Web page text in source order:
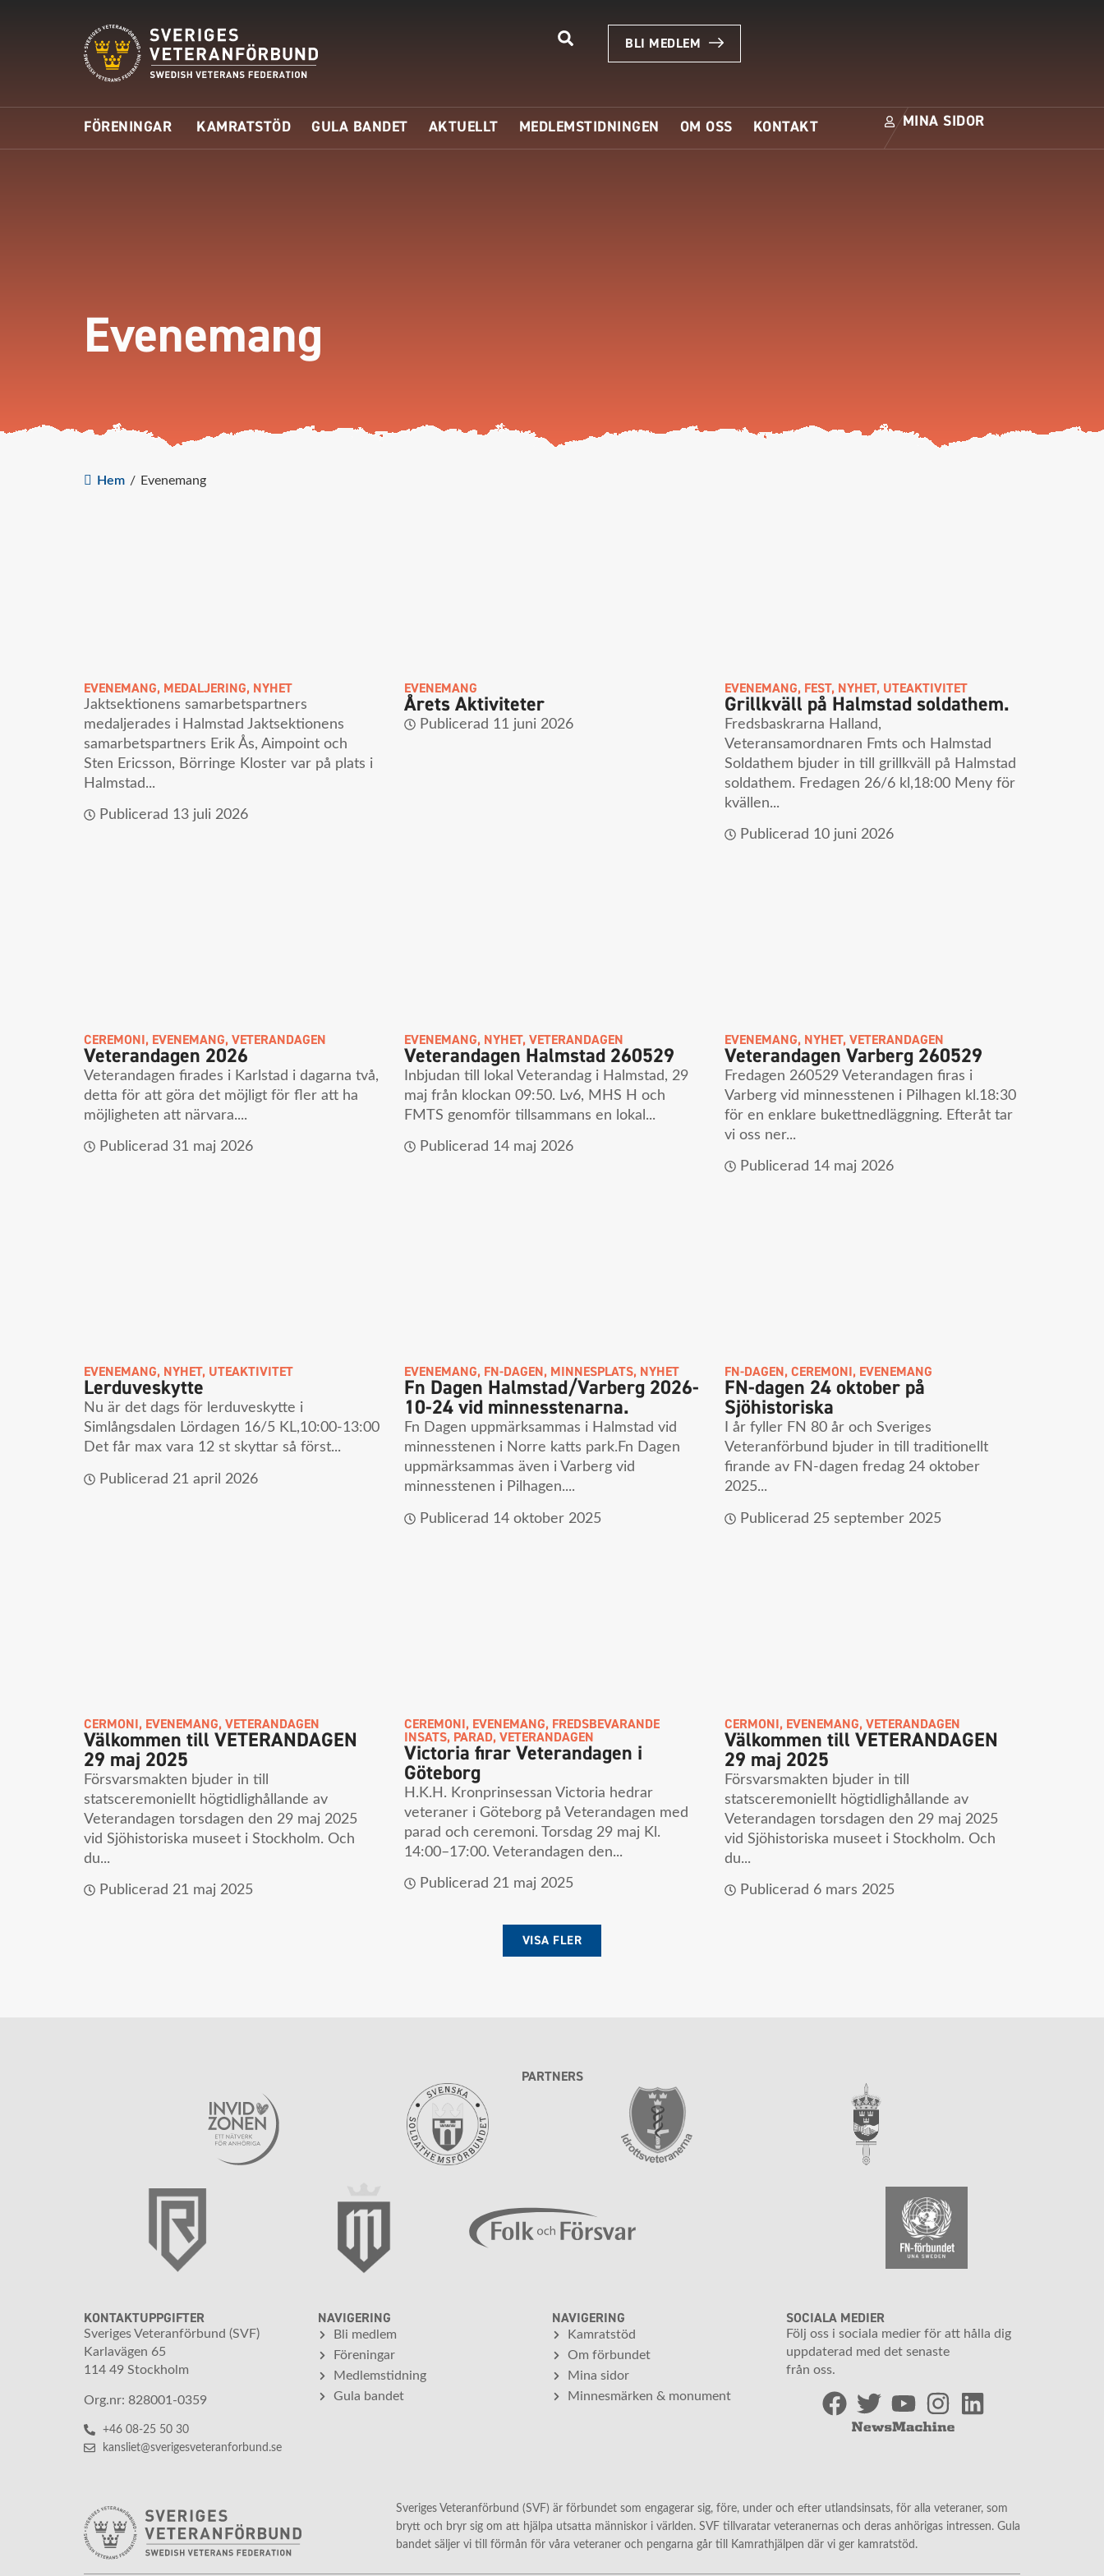
BLI MEDLEM
FÖRENINGAR KAMRATSTÖD GULA BANDET AKTUELLT MEDLEMSTIDNINGEN OM OSS KONTAKT MINA SIDOR
Evenemang
Hem / Evenemang
EVENEMANG, MEDALJERING, NYHET
Jaktsektionens samarbetspartners
medaljerades i Halmstad Jaktsektionens
samarbetspartners Erik Ås, Aimpoint och
Sten Ericsson, Börringe Kloster var på plats i
Halmstad...
Publicerad 13 juli 2026
EVENEMANG
Årets Aktiviteter
Publicerad 11 juni 2026
EVENEMANG, FEST, NYHET, UTEAKTIVITET
Grillkväll på Halmstad soldathem.
Fredsbaskrarna Halland,
Veteransamordnaren Fmts och Halmstad
Soldathem bjuder in till grillkväll på Halmstad
soldathem. Fredagen 26/6 kl,18:00 Meny för
kvällen...
Publicerad 10 juni 2026
CEREMONI, EVENEMANG, VETERANDAGEN
Veterandagen 2026
Veterandagen firades i Karlstad i dagarna två,
detta för att göra det möjligt för fler att ha
möjligheten att närvara....
Publicerad 31 maj 2026
EVENEMANG, NYHET, VETERANDAGEN
Veterandagen Halmstad 260529
Inbjudan till lokal Veterandag i Halmstad, 29
maj från klockan 09:50. Lv6, MHS H och
FMTS genomför tillsammans en lokal...
Publicerad 14 maj 2026
EVENEMANG, NYHET, VETERANDAGEN
Veterandagen Varberg 260529
Fredagen 260529 Veterandagen firas i
Varberg vid minnesstenen i Pilhagen kl.18:30
för en enklare bukettnedläggning. Efteråt tar
vi oss ner...
Publicerad 14 maj 2026
EVENEMANG, NYHET, UTEAKTIVITET
Lerduveskytte
Nu är det dags för lerduveskytte i
Simlångsdalen Lördagen 16/5 KL,10:00-13:00
Det får max vara 12 st skyttar så först...
Publicerad 21 april 2026
EVENEMANG, FN-DAGEN, MINNESPLATS, NYHET
Fn Dagen Halmstad/Varberg 2026-
10-24 vid minnesstenarna.
Fn Dagen uppmärksammas i Halmstad vid
minnesstenen i Norre katts park.Fn Dagen
uppmärksammas även i Varberg vid
minnesstenen i Pilhagen....
Publicerad 14 oktober 2025
FN-DAGEN, CEREMONI, EVENEMANG
FN-dagen 24 oktober på
Sjöhistoriska
I år fyller FN 80 år och Sveriges
Veteranförbund bjuder in till traditionellt
firande av FN-dagen fredag 24 oktober
2025...
Publicerad 25 september 2025
CERMONI, EVENEMANG, VETERANDAGEN
Välkommen till VETERANDAGEN
29 maj 2025
Försvarsmakten bjuder in till
statsceremoniellt högtidlighållande av
Veterandagen torsdagen den 29 maj 2025
vid Sjöhistoriska museet i Stockholm. Och
du...
Publicerad 21 maj 2025
CEREMONI, EVENEMANG, FREDSBEVARANDE
INSATS, PARAD, VETERANDAGEN
Victoria firar Veterandagen i
Göteborg
H.K.H. Kronprinsessan Victoria hedrar
veteraner i Göteborg på Veterandagen med
parad och ceremoni. Torsdag 29 maj Kl.
14:00–17:00. Veterandagen den...
Publicerad 21 maj 2025
CERMONI, EVENEMANG, VETERANDAGEN
Välkommen till VETERANDAGEN
29 maj 2025
Försvarsmakten bjuder in till
statsceremoniellt högtidlighållande av
Veterandagen torsdagen den 29 maj 2025
vid Sjöhistoriska museet i Stockholm. Och
du...
Publicerad 6 mars 2025
VISA FLER
PARTNERS
KONTAKTUPPGIFTER
Sveriges Veteranförbund (SVF)
Karlavägen 65
114 49 Stockholm
Org.nr: 828001-0359
+46 08-25 50 30
kansliet@sverigesveteranforbund.se
NAVIGERING
Bli medlem
Föreningar
Medlemstidning
Gula bandet
NAVIGERING
Kamratstöd
Om förbundet
Mina sidor
Minnesmärken & monument
SOCIALA MEDIER
Följ oss i sociala medier för att hålla dig
uppdaterad med det senaste
från oss.
Sveriges Veteranförbund (SVF) är förbundet som engagerar sig, före, under och efter utlandsinsats, för alla veteraner, som
brytt och bryr sig om att hjälpa utsatta människor i världen. SVF tillvaratar veteranernas och deras anhörigas intressen. Gula
bandet säljer vi till förmån för våra veteraner och pengarna går till Kamrathjälpen där vi ger kamratstöd.